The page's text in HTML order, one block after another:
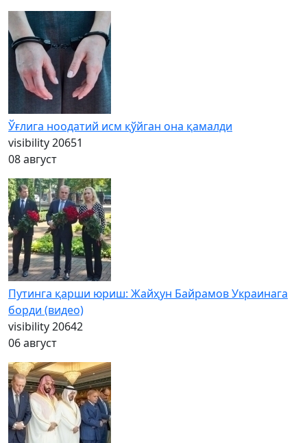
Ўғлига ноодатий исм қўйган она қамалди
visibility20651
08 август
Путинга қарши юриш: Жайҳун Байрамов Украинага
борди (видео)
visibility20642
06 август